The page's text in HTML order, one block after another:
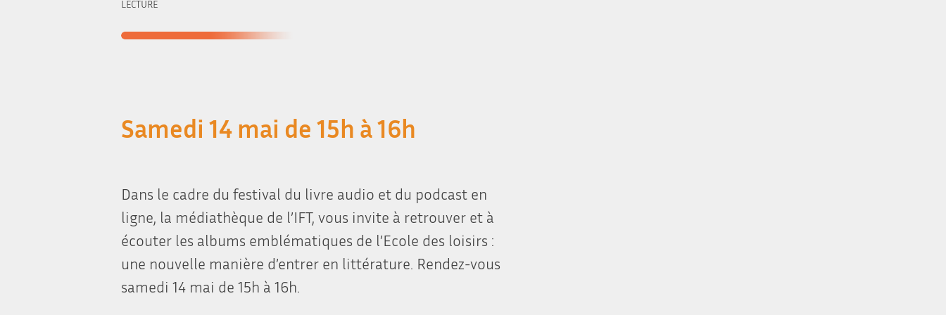
LECTURE
Samedi 14 mai de 15h à 16h
Dans le cadre du festival du livre audio et du podcast en
ligne, la médiathèque de l’IFT, vous invite à retrouver et à
écouter les albums emblématiques de l’Ecole des loisirs :
une nouvelle manière d’entrer en littérature. Rendez-vous
samedi 14 mai de 15h à 16h.